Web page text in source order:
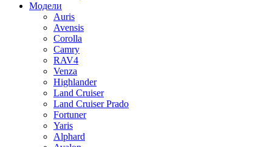
Модели
Auris
Avensis
Corolla
Camry
RAV4
Venza
Highlander
Land Cruiser
Land Cruiser Prado
Fortuner
Yaris
Alphard